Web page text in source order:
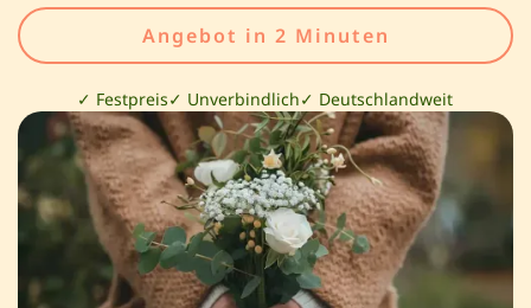
Angebot in 2 Minuten
✓ Festpreis✓ Unverbindlich✓ Deutschlandweit